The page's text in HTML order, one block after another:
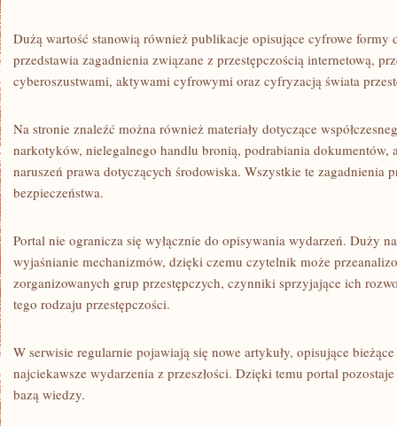
Dużą wartość stanowią również publikacje opisujące cyfrowe formy
przedstawia zagadnienia związane z przestępczością internetową,
cyberoszustwami, aktywami cyfrowymi oraz cyfryzacją świata
Na stronie znaleźć można również materiały dotyczące
narkotyków, nielegalnego handlu bronią, podrabiania dokumentów,
naruszeń prawa dotyczących środowiska. Wszystkie te zagadnienia
bezpieczeństwa.
Portal nie ogranicza się wyłącznie do opisywania wydarzeń. Duży
wyjaśnianie mechanizmów, dzięki czemu czytelnik może
zorganizowanych grup przestępczych, czynniki sprzyjające ich
tego rodzaju przestępczości.
W serwisie regularnie pojawiają się nowe artykuły, opisujące
najciekawsze wydarzenia z przeszłości. Dzięki temu portal
bazą wiedzy.